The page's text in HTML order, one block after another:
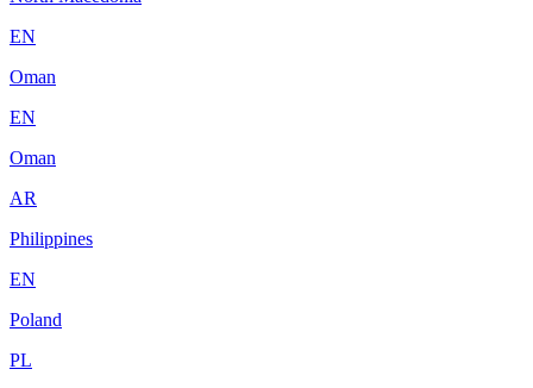
EN
Oman
EN
Oman
AR
Philippines
EN
Poland
PL